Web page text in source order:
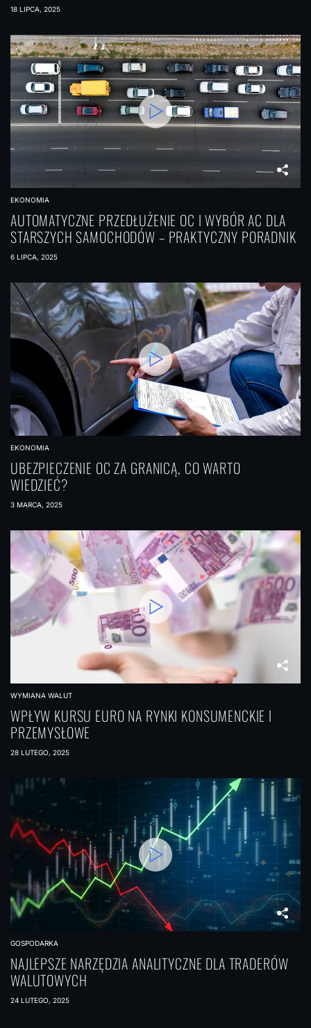
18 LIPCA, 2025
EKONOMIA
AUTOMATYCZNE PRZEDŁUŻENIE OC I WYBÓR AC DLA
STARSZYCH SAMOCHODÓW – PRAKTYCZNY PORADNIK
6 LIPCA, 2025
EKONOMIA
UBEZPIECZENIE OC ZA GRANICĄ, CO WARTO
WIEDZIEĆ?
3 MARCA, 2025
WYMIANA WALUT
WPŁYW KURSU EURO NA RYNKI KONSUMENCKIE I
PRZEMYSŁOWE
28 LUTEGO, 2025
GOSPODARKA
NAJLEPSZE NARZĘDZIA ANALITYCZNE DLA TRADERÓW
WALUTOWYCH
24 LUTEGO, 2025